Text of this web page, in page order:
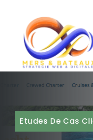
contenu
Etudes De Cas